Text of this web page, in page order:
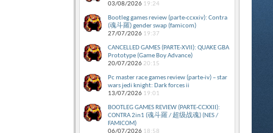
03/08/2026 19:24
Bootleg games review (parte-ccxxiv): Contra
(魂斗羅) gender swap (famicom)
27/07/2026 19:37
CANCELLED GAMES (PARTE-XVII): QUAKE GBA
Prototype (Game Boy Advance)
20/07/2026 20:15
Pc master race games review (parte-iv) – star
wars jedi knight: Dark forces ii
13/07/2026 19:01
BOOTLEG GAMES REVIEW (PARTE-CCXXII):
CONTRA 2in1 (魂斗羅 / 超级战魂) (NES /
FAMICOM)
06/07/2026 18:58